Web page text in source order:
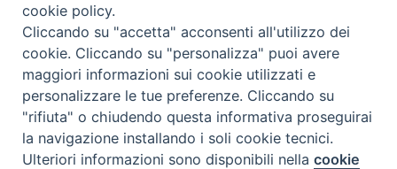
Diocesi
di Como
Diocesi di Como | piazza Grimoldi, 5
cookie policy.
Cliccando su "accetta" acconsenti all'utilizzo dei
cookie. Cliccando su "personalizza" puoi avere
maggiori informazioni sui cookie utilizzati e
personalizzare le tue preferenze. Cliccando su
"rifiuta" o chiudendo questa informativa proseguirai
la navigazione installando i soli cookie tecnici.
Ulteriori informazioni sono disponibili nellacookie